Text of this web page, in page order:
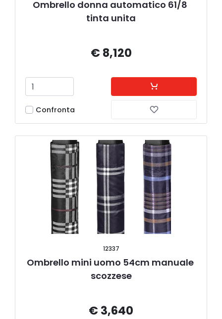
Ombrello donna automatico 61/8
tinta unita
€ 8,120
Confronta
12337
Ombrello mini uomo 54cm manuale
scozzese
€ 3,640